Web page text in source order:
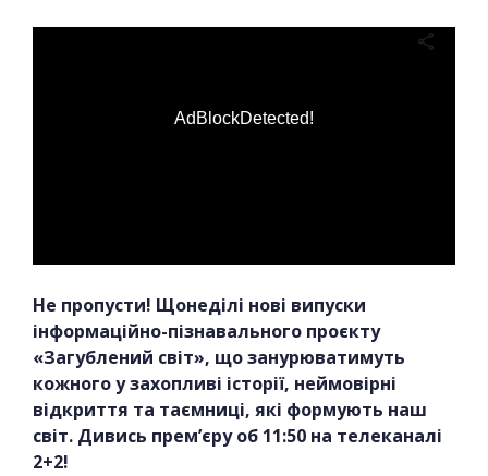
AdBlockDetected!
Не пропусти! Щонеділі нові випуски
інформаційно-пізнавального проєкту
«Загублений світ», що занурюватимуть
кожного у захопливі історії, неймовірні
відкриття та таємниці, які формують наш
світ. Дивись прем’єру об 11:50 на телеканалі
2+2!